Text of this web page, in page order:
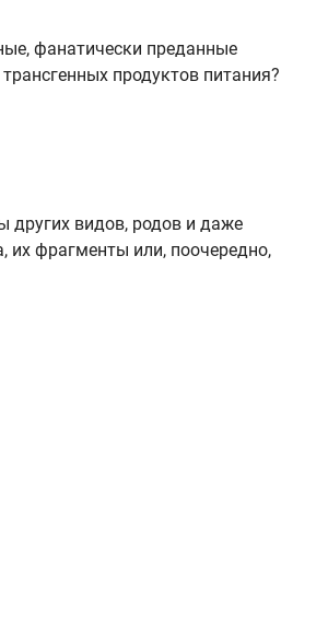
фанатически преданные
продуктов питания?
других видов, родов и даже
их фрагменты или, поочередно,